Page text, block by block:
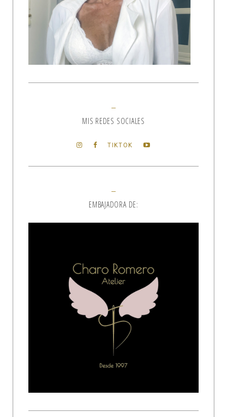
MIS REDES SOCIALES
TIKTOK
EMBAJADORA DE: